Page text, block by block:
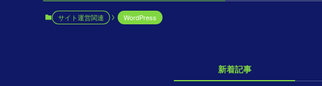
サイト運営関連 WordPress
新着記事